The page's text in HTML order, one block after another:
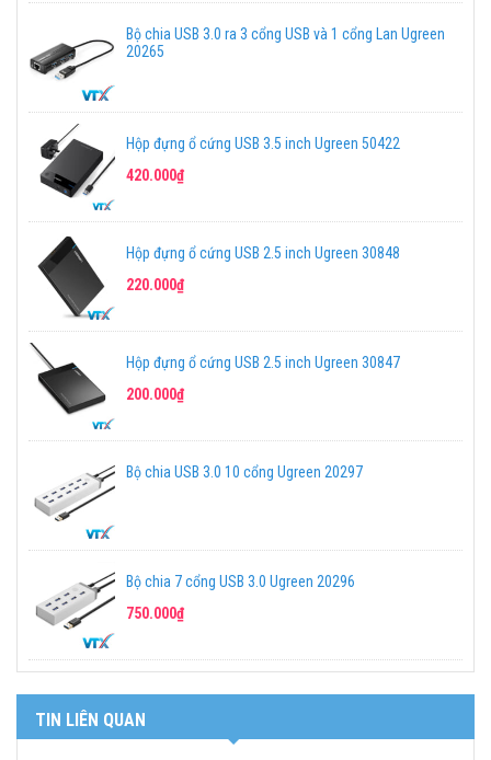
Bộ chia USB 3.0 ra 3 cổng USB và 1 cổng Lan Ugreen
20265
Hộp đựng ổ cứng USB 3.5 inch Ugreen 50422
420.000₫
Hộp đựng ổ cứng USB 2.5 inch Ugreen 30848
220.000₫
Hộp đựng ổ cứng USB 2.5 inch Ugreen 30847
200.000₫
Bộ chia USB 3.0 10 cổng Ugreen 20297
Bộ chia 7 cổng USB 3.0 Ugreen 20296
750.000₫
TIN LIÊN QUAN